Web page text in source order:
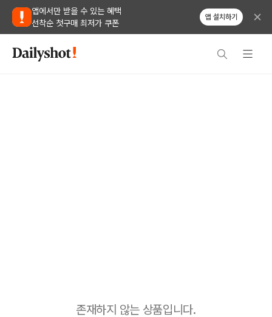
앱에서만 받을 수 있는 혜택
선착순 첫구매 최저가 쿠폰
앱 설치하기
존재하지 않는 상품입니다.